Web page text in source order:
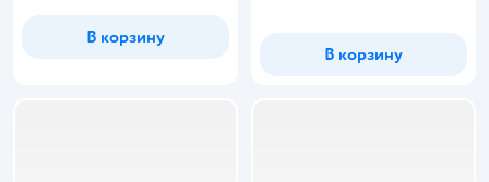
В корзину
В корзину